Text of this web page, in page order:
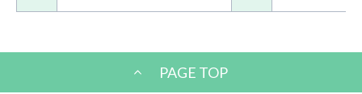
PAGE TOP